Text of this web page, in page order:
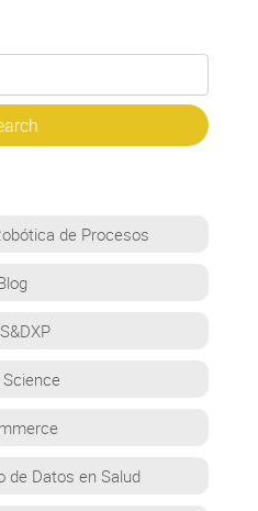
de Procesos
de Datos en Salud